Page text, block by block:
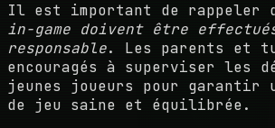
Il est important de rappeler
in-game doivent être
responsable. Les parents et
encouragés à superviser les
jeunes joueurs pour garantir
de jeu saine et équilibrée.